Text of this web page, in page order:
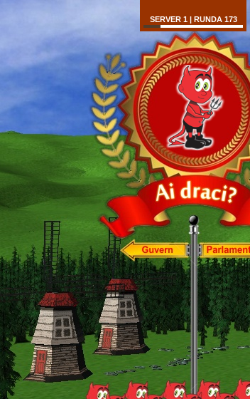
SERVER 1 | RUNDA 173